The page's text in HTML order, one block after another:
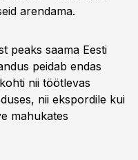
arendama.
peaks saama Eesti
peidab endas
nii töötlevas
nii ekspordile kui
mahukates